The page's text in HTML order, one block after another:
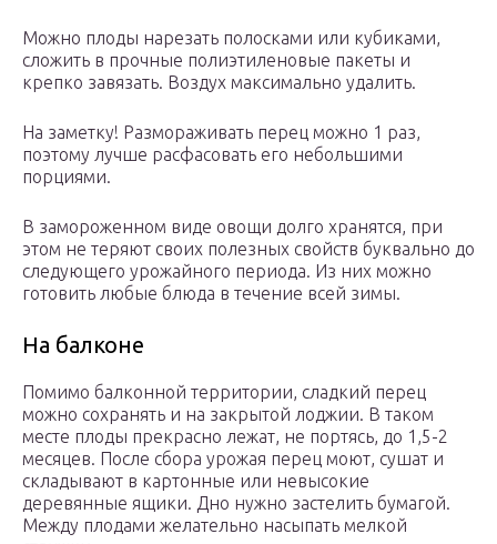
Можно плоды нарезать полосками или кубиками,
сложить в прочные полиэтиленовые пакеты и
крепко завязать. Воздух максимально удалить.
На заметку! Размораживать перец можно 1 раз,
поэтому лучше расфасовать его небольшими
порциями.
В замороженном виде овощи долго хранятся, при
этом не теряют своих полезных свойств буквально до
следующего урожайного периода. Из них можно
готовить любые блюда в течение всей зимы.
На балконе
Помимо балконной территории, сладкий перец
можно сохранять и на закрытой лоджии. В таком
месте плоды прекрасно лежат, не портясь, до 1,5-2
месяцев. После сбора урожая перец моют, сушат и
складывают в картонные или невысокие
деревянные ящики. Дно нужно застелить бумагой.
Между плодами желательно насыпать мелкой